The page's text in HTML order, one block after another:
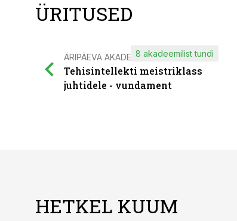
ÜRITUSED
ÄRIPÄEVA AKADEEMIA
Tehisintellekti meistriklass
juhtidele - vundament
8 akadeemilist tundi
HETKEL KUUM